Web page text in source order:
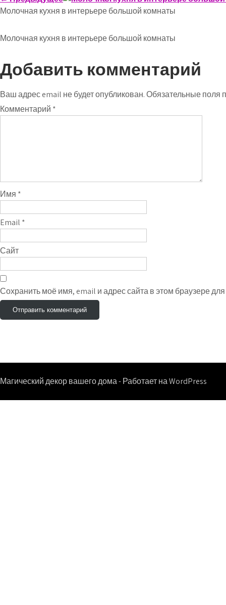
Молочная кухня в интерьере большой комнаты
Молочная кухня в интерьере большой комнаты
Добавить комментарий
Ваш адрес email не будет опубликован.Обязательные поля
Комментарий *
Имя *
Email *
Сайт
Сохранить моё имя, email и адрес сайта в этом браузере
Магический декор вашего дома - Работает на WordPress